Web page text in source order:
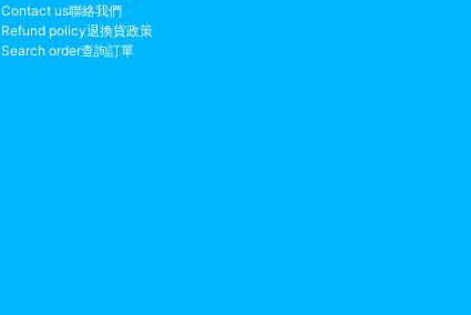
Contact us聯絡我們
Refund policy退換貨政策
Search order查詢訂單